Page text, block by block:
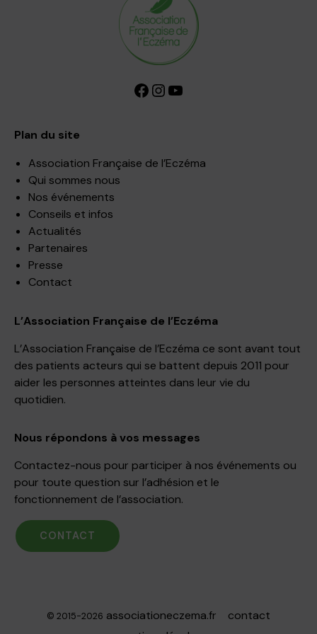
Facebook InstagramYouTube
Plan du site
Association Française de l’Eczéma
Qui sommes nous
Nos événements
Conseils et infos
Actualités
Partenaires
Presse
Contact
L’Association Française de l’Eczéma
L’Association Française de l’Eczéma ce sont avant tout
des patients acteurs qui se battent depuis 2011 pour
aider les personnes atteintes dans leur vie du
quotidien.
Nous répondons à vos messages
Contactez-nous pour participer à nos événements ou
pour toute question sur l’adhésion et le
fonctionnement de l’association.
CONTACT
© 2015-2026 associationeczema.fr
contact